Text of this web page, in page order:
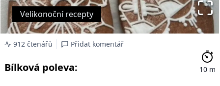
Velikonoční recepty
912 čtenářů Přidat komentář
Bílková poleva: 10 m